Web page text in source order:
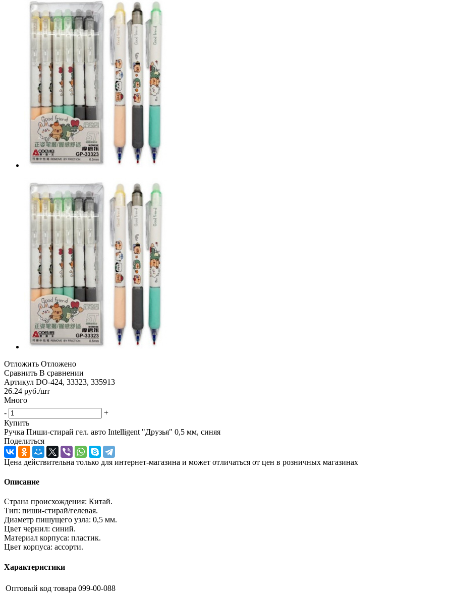
Отложить Отложено
Сравнить В сравнении
Артикул DO-424, 33323, 335913
26.24 руб./шт
Много
-
+
Купить
Ручка Пиши-стирай гел. авто Intelligent "Друзья" 0,5 мм, синяя
Поделиться
Цена действительна только для интернет-магазина и может отличаться от цен в розничных магазинах
Описание
Страна происхождения: Китай.
Тип: пиши-стирай/гелевая.
Диаметр пишущего узла: 0,5 мм.
Цвет чернил: синий.
Материал корпуса: пластик.
Цвет корпуса: ассорти.
Характеристики
Оптовый код товара 099-00-088